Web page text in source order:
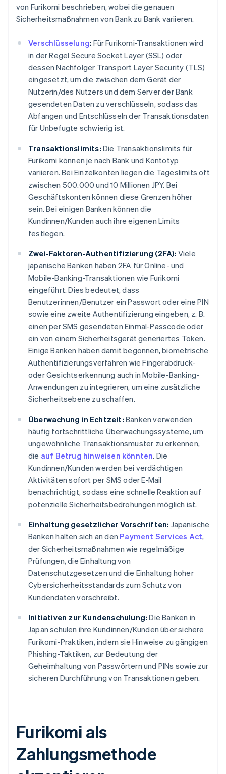
von Furikomi beschrieben, wobei die genauen
Sicherheitsmaßnahmen von Bank zu Bank variieren.
Verschlüsselung: Für Furikomi-Transaktionen wird
in der Regel Secure Socket Layer (SSL) oder
dessen Nachfolger Transport Layer Security (TLS)
eingesetzt, um die zwischen dem Gerät der
Nutzerin/des Nutzers und dem Server der Bank
gesendeten Daten zu verschlüsseln, sodass das
Abfangen und Entschlüsseln der Transaktionsdaten
für Unbefugte schwierig ist.
Transaktionslimits: Die Transaktionslimits für
Furikomi können je nach Bank und Kontotyp
variieren. Bei Einzelkonten liegen die Tageslimits oft
zwischen 500.000 und 10 Millionen JPY. Bei
Geschäftskonten können diese Grenzen höher
sein. Bei einigen Banken können die
Kundinnen/Kunden auch ihre eigenen Limits
festlegen.
Zwei-Faktoren-Authentifizierung (2FA): Viele
japanische Banken haben 2FA für Online- und
Mobile-Banking-Transaktionen wie Furikomi
eingeführt. Dies bedeutet, dass
Benutzerinnen/Benutzer ein Passwort oder eine PIN
sowie eine zweite Authentifizierung eingeben, z. B.
einen per SMS gesendeten Einmal-Passcode oder
ein von einem Sicherheitsgerät generiertes Token.
Einige Banken haben damit begonnen, biometrische
Authentifizierungsverfahren wie Fingerabdruck-
oder Gesichtserkennung auch in Mobile-Banking-
Anwendungen zu integrieren, um eine zusätzliche
Sicherheitsebene zu schaffen.
Überwachung in Echtzeit: Banken verwenden
häufig fortschrittliche Überwachungssysteme, um
ungewöhnliche Transaktionsmuster zu erkennen,
die auf Betrug hinweisen könnten. Die
Kundinnen/Kunden werden bei verdächtigen
Aktivitäten sofort per SMS oder E-Mail
benachrichtigt, sodass eine schnelle Reaktion auf
potenzielle Sicherheitsbedrohungen möglich ist.
Einhaltung gesetzlicher Vorschriften: Japanische
Banken halten sich an den Payment Services Act,
der Sicherheitsmaßnahmen wie regelmäßige
Prüfungen, die Einhaltung von
Datenschutzgesetzen und die Einhaltung hoher
Cybersicherheitsstandards zum Schutz von
Kundendaten vorschreibt.
Initiativen zur Kundenschulung: Die Banken in
Japan schulen ihre Kundinnen/Kunden über sichere
Furikomi-Praktiken, indem sie Hinweise zu gängigen
Phishing-Taktiken, zur Bedeutung der
Geheimhaltung von Passwörtern und PINs sowie zur
sicheren Durchführung von Transaktionen geben.
Furikomi als
Zahlungsmethode